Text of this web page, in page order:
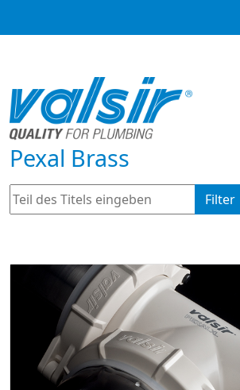
Pexal Brass
Teil des Titels eingeben Filter